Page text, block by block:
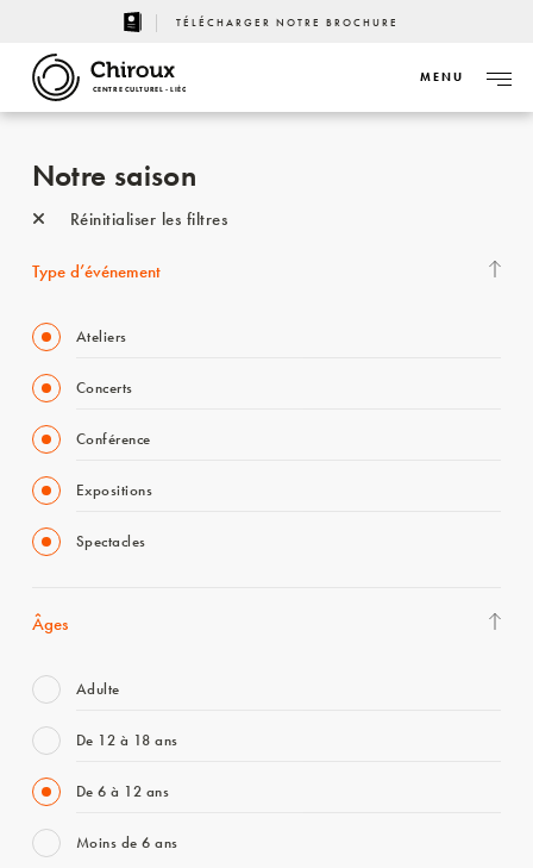
TÉLÉCHARGER NOTRE BROCHURE
CENTRE CULTUREL - LIÈGE
MENU
Notre saison
Réinitialiser les filtres
Type d’événement
Ateliers
Concerts
Conférence
Expositions
Spectacles
Âges
Adulte
De 12 à 18 ans
De 6 à 12 ans
Moins de 6 ans